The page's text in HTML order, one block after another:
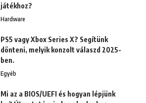
játékhoz?
Hardware
PS5 vagy Xbox Series X? Segítünk
dönteni, melyik konzolt válaszd 2025-
ben.
Egyéb
Mi az a BIOS/UEFI és hogyan lépjünk